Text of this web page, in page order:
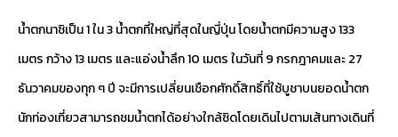
น้ำตกนาชิเป็น 1 ใน 3 น้ำตกที่ใหญ่ที่สุดในญี่ปุ่น โดยน้ำตกมีความสูง 133
เมตร กว้าง 13 เมตร และแอ่งน้ำลึก 10 เมตร ในวันที่ 9 กรกฎาคมและ 27
ธันวาคมของทุก ๆ ปี จะมีการเปลี่ยนเชือกศักดิ์สิทธิ์ที่ใช้บูชาบนยอดน้ำตก
นักท่องเที่ยวสามารถชมน้ำตกได้อย่างใกล้ชิดโดยเดินไปตามเส้นทางเดินที่